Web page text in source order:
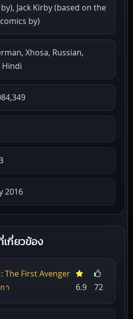
Jack Kirby (based on the
by)
Xhosa, Russian,
Hindi
2016
กี่ยวข้อง
The First Avenger
า
6.9 72